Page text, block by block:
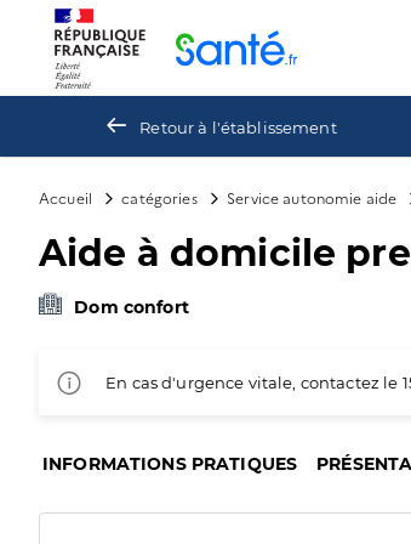
Retour à l'établissement
Accueil catégories Service autonomie aide
Aide à domicile
Dom confort
En cas d'urgence vitale, contactez le
INFORMATIONS PRATIQUES
Panneau de gestion des cookies